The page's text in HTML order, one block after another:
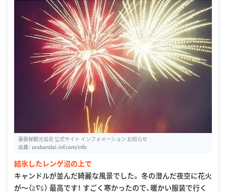
裏磐梯観光協会 公式サイト インフォメーション お知らせ
出典： urabandai-inf.com/info
結氷したレンゲ沼の上で
キャンドルが並んだ綺麗な風景でした。 冬の澄んだ夜空に花火
が〜（≧∇≦） 最高です！ すごく寒かったので、暖かい服装で行く